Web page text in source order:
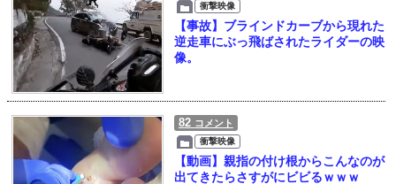
衝撃映像
【事故】ブラインドカーブから現れた
逆走車にぶっ飛ばされたライダーの映
像。
82 コメント
衝撃映像
【動画】親指の付け根からこんなのが
出てきたらさすがにビビるｗｗｗ